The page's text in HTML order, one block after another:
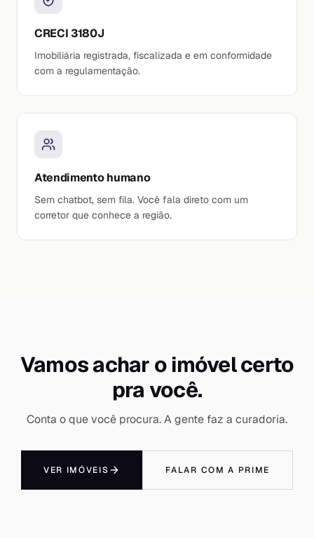
CRECI 3180J
Imobiliária registrada, fiscalizada e em conformidade
com a regulamentação.
Atendimento humano
Sem chatbot, sem fila. Você fala direto com um
corretor que conhece a região.
Vamos achar o imóvel certo
pra você.
Conta o que você procura. A gente faz a curadoria.
VER IMÓVEIS FALAR COM A PRIME